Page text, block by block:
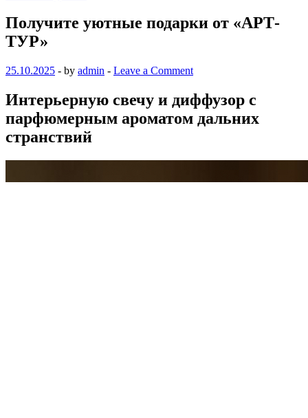
Получите уютные подарки от «АРТ-
ТУР»
25.10.2025 - by admin - Leave a Comment
Интерьерную свечу и диффузор с
парфюмерным ароматом дальних
странствий